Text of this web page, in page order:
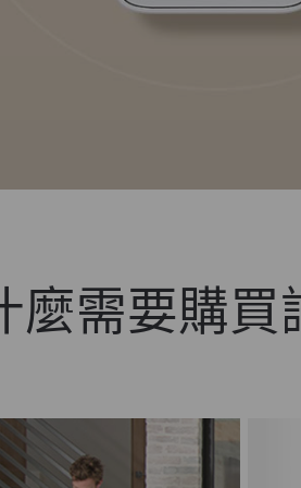
麼需要購買